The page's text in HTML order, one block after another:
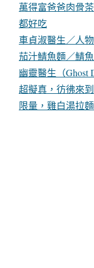
萬得富爸爸肉骨
都好吃
車貞淑醫生／人
茄汁鯖魚麵／鯖
幽靈醫生（Ghost
超擬真，彷彿來
限量，雞白湯拉